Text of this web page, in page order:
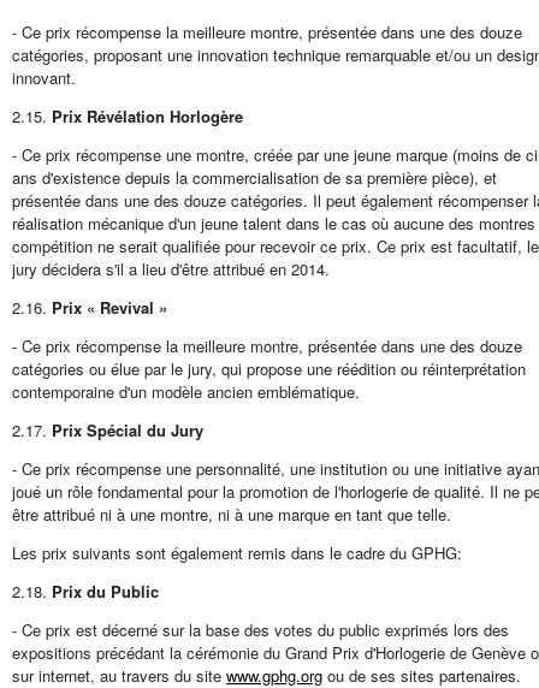
- Ce prix récompense la meilleure montre, présentée dans une des douze
catégories, proposant une innovation technique remarquable et/ou un
innovant.
2.15. Prix Révélation Horlogère
- Ce prix récompense une montre, créée par une jeune marque (moins de
ans d'existence depuis la commercialisation de sa première pièce), et
présentée dans une des douze catégories. Il peut également récompenser
réalisation mécanique d'un jeune talent dans le cas où aucune des
compétition ne serait qualifiée pour recevoir ce prix. Ce prix est facultatif, le
jury décidera s'il a lieu d'être attribué en 2014.
2.16. Prix « Revival »
- Ce prix récompense la meilleure montre, présentée dans une des douze
catégories ou élue par le jury, qui propose une réédition ou réinterprétation
contemporaine d'un modèle ancien emblématique.
2.17. Prix Spécial du Jury
- Ce prix récompense une personnalité, une institution ou une initiative
joué un rôle fondamental pour la promotion de l'horlogerie de qualité. Il ne
être attribué ni à une montre, ni à une marque en tant que telle.
Les prix suivants sont également remis dans le cadre du GPHG:
2.18. Prix du Public
- Ce prix est décerné sur la base des votes du public exprimés lors des
expositions précédant la cérémonie du Grand Prix d'Horlogerie de Genève
sur internet, au travers du site www.gphg.org ou de ses sites partenaires.